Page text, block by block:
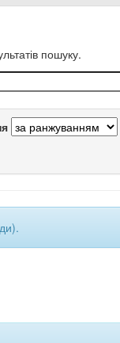
пошуку.